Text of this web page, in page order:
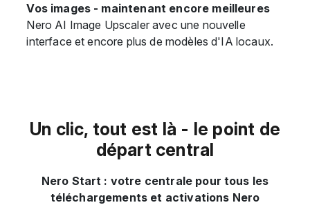
Vos images - maintenant encore meilleures
Nero AI Image Upscaler avec une nouvelle
interface et encore plus de modèles d'IA locaux.
Un clic, tout est là - le point de
départ central
Nero Start : votre centrale pour tous les
téléchargements et activations Nero